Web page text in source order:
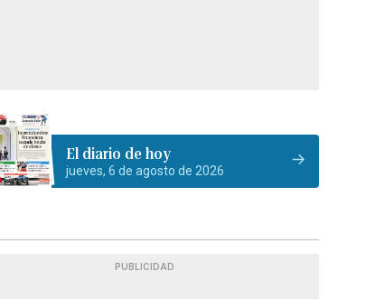
El diario de hoy
jueves, 6 de agosto de 2026
PUBLICIDAD